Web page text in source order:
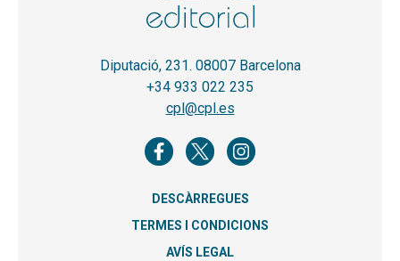
Diputació, 231. 08007 Barcelona
+34 933 022 235
cpl@cpl.es
DESCÀRREGUES
TERMES I CONDICIONS
AVÍS LEGAL